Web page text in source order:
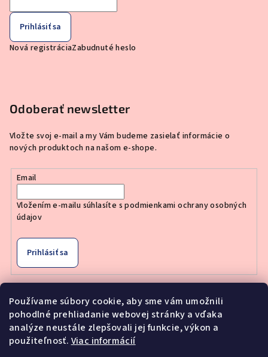
Používame súbory cookie, aby sme vám umožnili
pohodlné prehliadanie webovej stránky a vďaka
analýze neustále zlepšovali jej funkcie, výkon a
použiteľnosť. Viac informácií
Prihlásiť sa
Nová registráciaZabudnuté heslo
Odoberať newsletter
Vložte svoj e-mail a my Vám budeme zasielať informácie o
nových produktoch na našom e-shope.
Email
Vložením e-mailu súhlasíte spodmienkami ochrany osobných
údajov
Prihlásiť sa
Nákupný košík